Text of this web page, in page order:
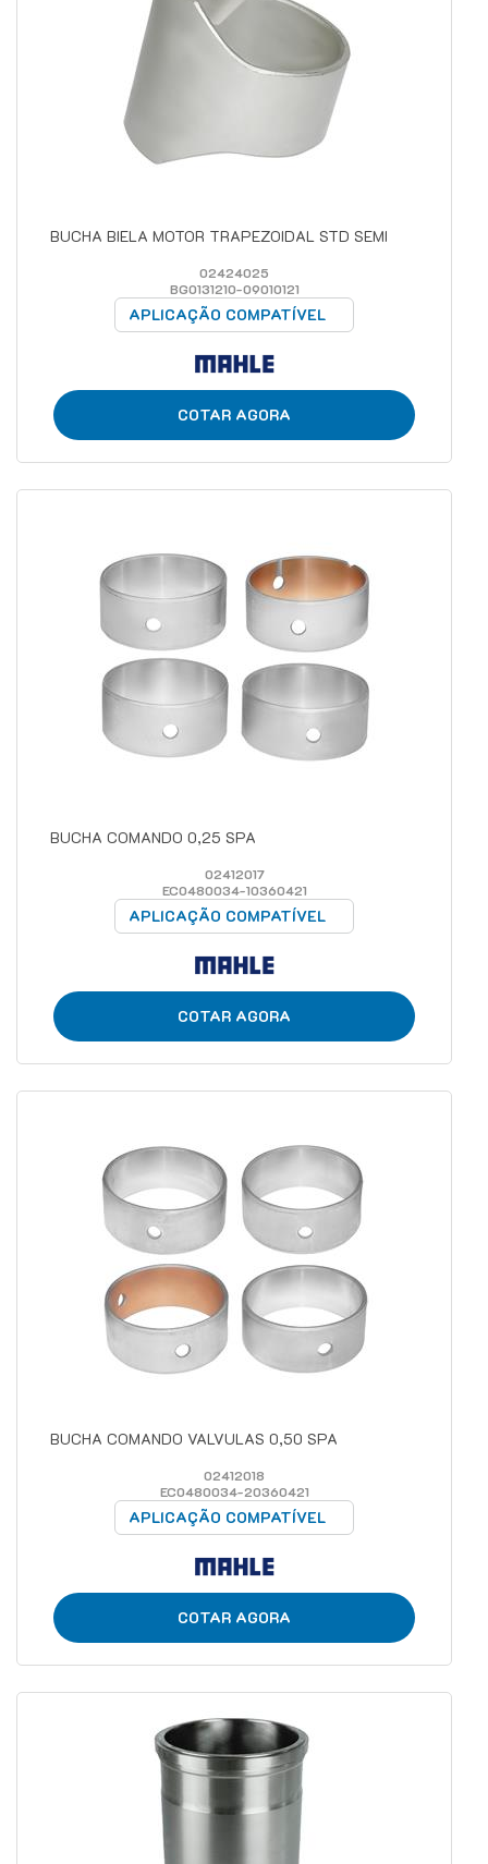
BUCHA BIELA MOTOR TRAPEZOIDAL STD SEMI
02424025
BG0131210-09010121
APLICAÇÃO COMPATÍVEL
COTAR AGORA
BUCHA COMANDO 0,25 SPA
02412017
EC0480034-10360421
APLICAÇÃO COMPATÍVEL
COTAR AGORA
BUCHA COMANDO VALVULAS 0,50 SPA
02412018
EC0480034-20360421
APLICAÇÃO COMPATÍVEL
COTAR AGORA